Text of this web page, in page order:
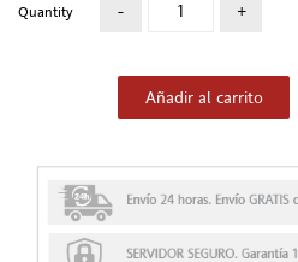
Quantity
Añadir al carrito